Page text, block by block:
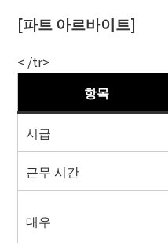
[파트 아르바이트]
< /tr>
항목
시급
근무 시간
대우